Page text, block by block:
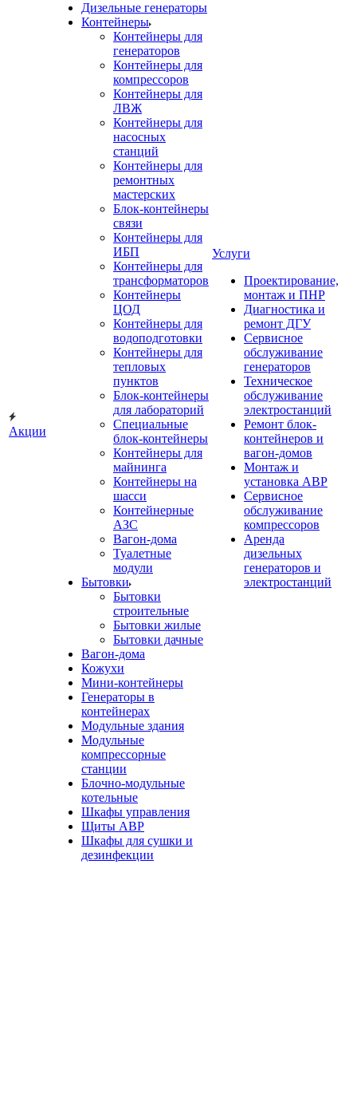
Акции
Дизельные генераторы
Контейнеры
Контейнеры для
генераторов
Контейнеры для
компрессоров
Контейнеры для
ЛВЖ
Контейнеры для
насосных
станций
Контейнеры для
ремонтных
мастерских
Блок-контейнеры
связи
Контейнеры для
ИБП
Контейнеры для
трансформаторов
Контейнеры
ЦОД
Контейнеры для
водоподготовки
Контейнеры для
тепловых
пунктов
Блок-контейнеры
для лабораторий
Специальные
блок-контейнеры
Контейнеры для
майнинга
Контейнеры на
шасси
Контейнерные
АЗС
Вагон-дома
Туалетные
модули
Бытовки
Бытовки
строительные
Бытовки жилые
Бытовки дачные
Вагон-дома
Кожухи
Мини-контейнеры
Генераторы в
контейнерах
Модульные здания
Модульные
компрессорные
станции
Блочно-модульные
котельные
Шкафы управления
Щиты АВР
Шкафы для сушки и
дезинфекции
Услуги
Проектирование,
монтаж и ПНР
Диагностика и
ремонт ДГУ
Сервисное
обслуживание
генераторов
Техническое
обслуживание
электростанций
Ремонт блок-
контейнеров и
вагон-домов
Монтаж и
установка АВР
Сервисное
обслуживание
компрессоров
Аренда
дизельных
генераторов и
электростанций